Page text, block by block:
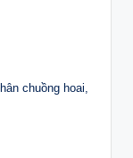
chuồng hoai,